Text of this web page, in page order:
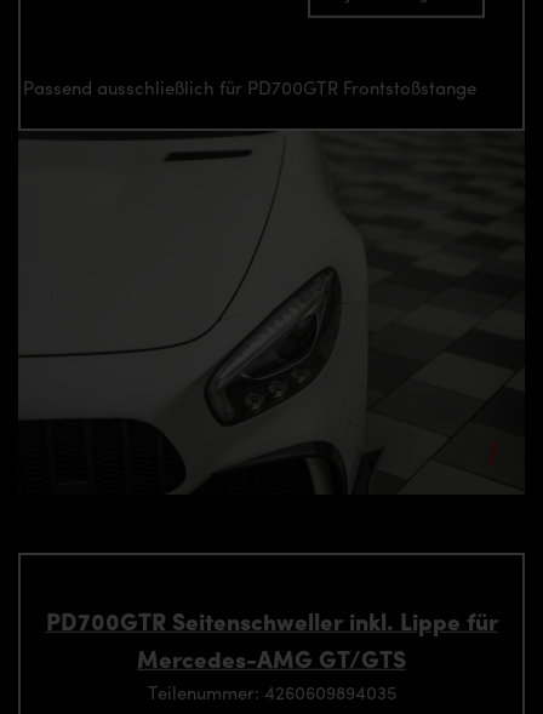
Passend ausschließlich für PD700GTR Frontstoßstange
PD700GTR Seitenschweller inkl. Lippe für
Mercedes-AMG GT/GTS
Teilenummer: 4260609894035